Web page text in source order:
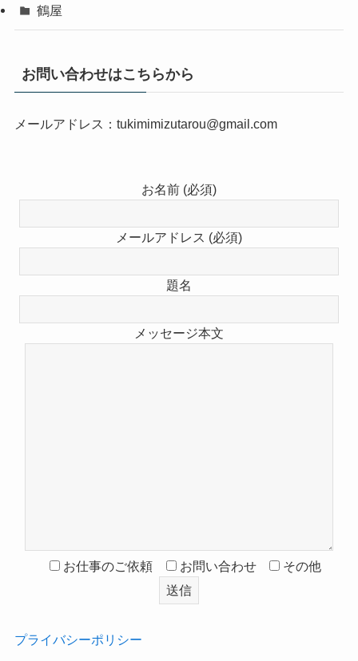
鶴屋
お問い合わせはこちらから
メールアドレス：tukimimizutarou@gmail.com
お名前 (必須)
メールアドレス (必須)
題名
メッセージ本文
お仕事のご依頼 お問い合わせ その他
プライバシーポリシー